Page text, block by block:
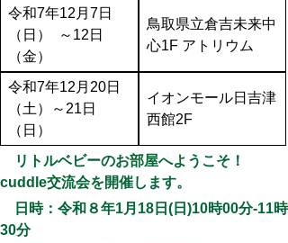
令和7年12月7日
（日） ～12日
（金）
鳥取県立倉吉未来中
心1F アトリウム
令和7年12月20日
（土）～21日
（日）
イオンモール日吉津
西館2F
リトルベビーのお部屋へようこそ！
cuddle交流会を開催します。
日時：令和８年1月18日(日)10時00分-11時
30分